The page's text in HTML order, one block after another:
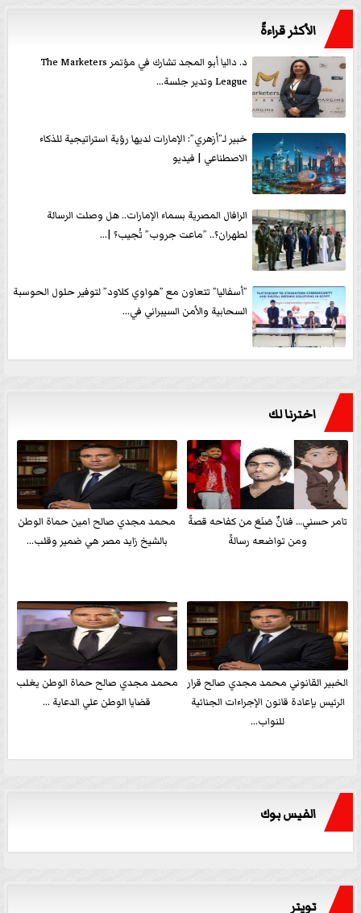
الأكثر قراءةً
د. داليا أبو المجد تشارك في مؤتمر The Marketers
League وتدير جلسة...
خبير لـ”أزهري”: الإمارات لديها رؤية استراتيجية للذكاء
الاصطناعي | فيديو
الرافال المصرية بسماء الإمارات.. هل وصلت الرسالة
لطهران؟.. ”ماعت جروب” تُجيب؟ |...
”أسفاليا” تتعاون مع ”هواوي كلاود” لتوفير حلول الحوسبة
السحابية والأمن السيبراني في...
اخترنا لك
تامر حسني… فنانٌ صَنَعَ من كفاحه قصةً
ومن تواضعه رسالةً
محمد مجدي صالح امين حماة الوطن
بالشيخ زايد مصر هي ضمير وقلب...
الخبير القانوني محمد مجدي صالح قرار
الرئيس بإعادة قانون الإجراءات الجنائية
للنواب...
محمد مجدي صالح حماة الوطن يغلب
قضايا الوطن علي الدعاية ...
الفيس بوك
تويتر